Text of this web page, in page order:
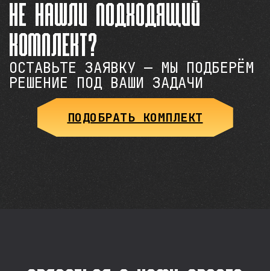
Не нашли подходящий
комплект?
ОСТАВЬТЕ ЗАЯВКУ — МЫ ПОДБЕРЁМ
РЕШЕНИЕ ПОД ВАШИ ЗАДАЧИ
ПОДОБРАТЬ КОМПЛЕКТ